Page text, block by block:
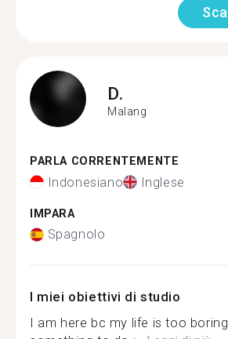
D.
Malang
PARLA CORRENTEMENTE
Indonesiano Inglese
IMPARA
Spagnolo
I miei obiettivi di studio
I am here bc my life is too